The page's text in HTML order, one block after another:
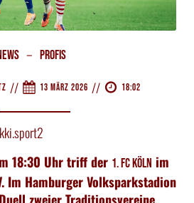
– Profis
// 13 März 2026 // 18:02
18:30 Uhr triff der 1. FC Köln im
Im Hamburger Volksparkstadion